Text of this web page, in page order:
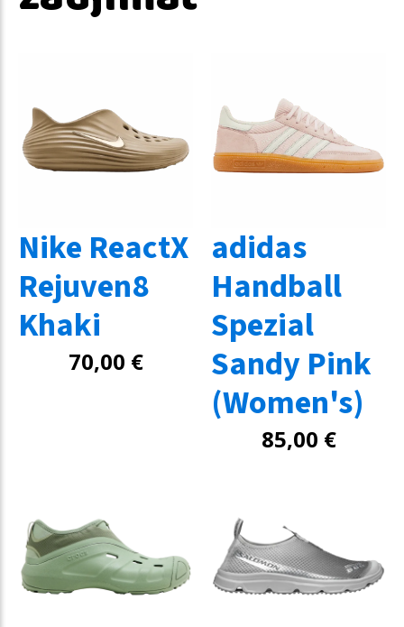
Nike ReactX
Rejuven8
Khaki
70,00 €
adidas
Handball
Spezial
Sandy Pink
(Women's)
85,00 €